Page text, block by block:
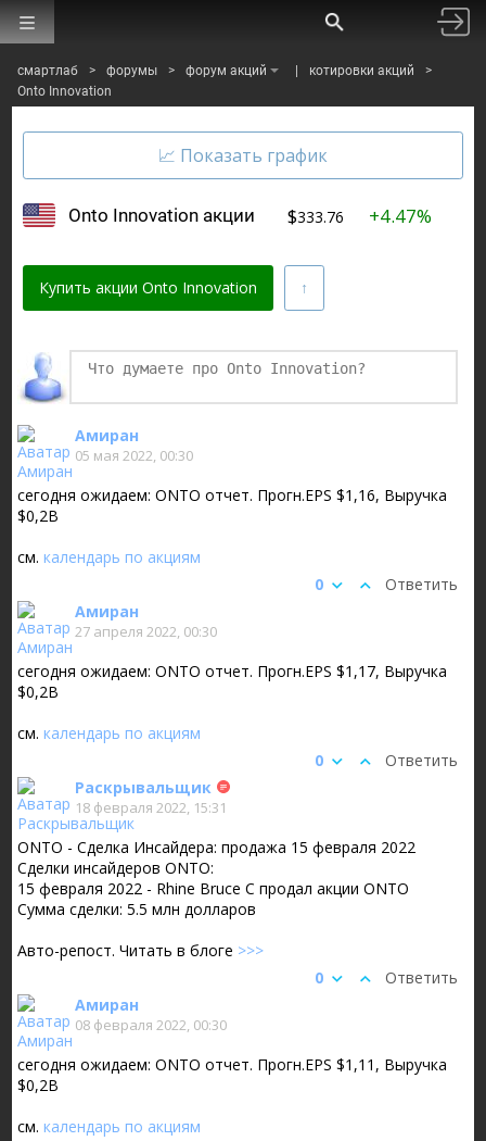
смартлаб > форумы > форум акций котировки акций
>
Onto Innovation
Onto Innovation акции $333.76 +4.47%
Купить акции Onto Innovation
Финаме
Амиран
05 мая 2022, 00:30
сегодня ожидаем: ONTO отчет. Прогн.EPS $1,16, Выручка
$0,2B
см.календарь по акциям
Ответить
0
Амиран
27 апреля 2022, 00:30
сегодня ожидаем: ONTO отчет. Прогн.EPS $1,17, Выручка
$0,2B
см.календарь по акциям
Ответить
0
Раскрывальщик
18 февраля 2022, 15:31
ONTO - Сделка Инсайдера: продажа 15 февраля 2022
Сделки инсайдеров ONTO:
15 февраля 2022 - Rhine Bruce C продал акции ONTO
Сумма сделки: 5.5 млн долларов
Авто-репост. Читать в блоге >>>
Ответить
0
Амиран
08 февраля 2022, 00:30
сегодня ожидаем: ONTO отчет. Прогн.EPS $1,11, Выручка
$0,2B
см.календарь по акциям